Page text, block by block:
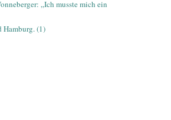
„Ich musste mich ein
Hamburg. (1)